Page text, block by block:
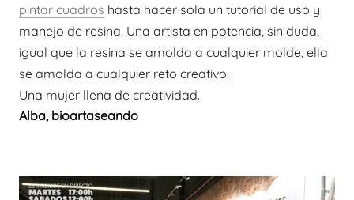
pintar cuadros hasta hacer sola un tutorial de uso y
manejo de resina. Una artista en potencia, sin duda,
igual que la resina se amolda a cualquier molde, ella
se amolda a cualquier reto creativo.
Una mujer llena de creatividad.
Alba, bioartaseando